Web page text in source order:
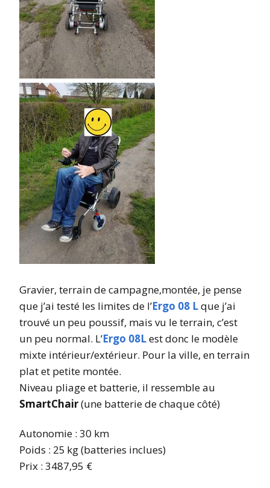
Gravier, terrain de campagne,montée, je pense
que j’ai testé les limites de l’Ergo 08 Lque j’ai
trouvé un peu poussif, mais vu le terrain, c’est
un peu normal. L’Ergo 08Lest donc le modèle
mixte intérieur/extérieur. Pour la ville, en terrain
plat et petite montée.
Niveau pliage et batterie, il ressemble au
SmartChair(une batterie de chaque côté)
Autonomie : 30 km
Poids : 25 kg (batteries inclues)
Prix : 3487,95 €